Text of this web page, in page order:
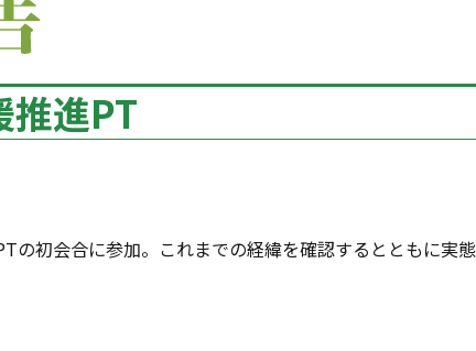
推進PT
の初会合に参加。これまでの経緯を確認するとともに実